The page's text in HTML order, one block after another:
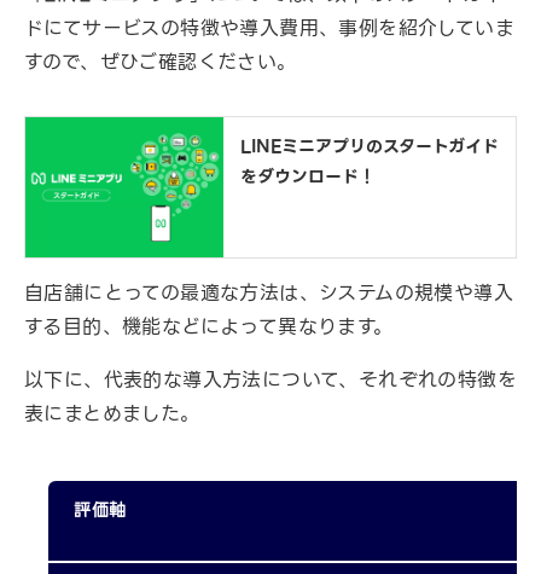
ドにてサービスの特徴や導入費用、事例を紹介していま
すので、ぜひご確認ください。
LINEミニアプリのスタートガイド
をダウンロード！
自店舗にとっての最適な方法は、システムの規模や導入
する目的、機能などによって異なります。
以下に、代表的な導入方法について、それぞれの特徴を
表にまとめました。
評価軸